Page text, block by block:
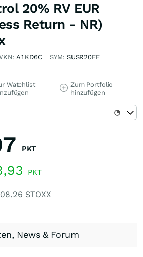
20% RV EUR
Return - NR)
A1KD6C SYM: SUSR20EE
Watchlist
Zum Portfolio
hinzufügen
PKT
PKT
STOXX
News & Forum